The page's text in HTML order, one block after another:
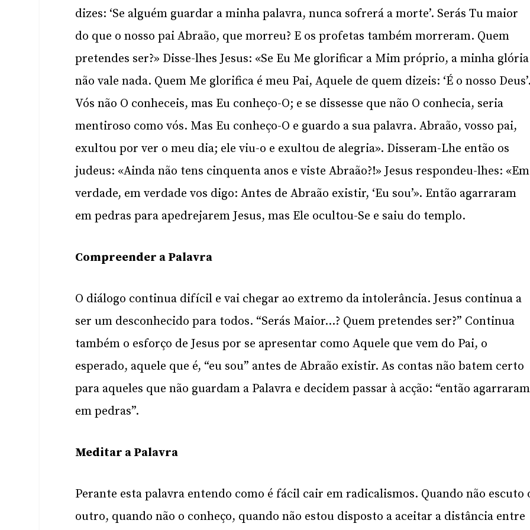
dizes: ‘Se alguém guardar a minha palavra, nunca sofrerá a morte’. Serás Tu maior
do que o nosso pai Abraão, que morreu? E os profetas também morreram. Quem
pretendes ser?» Disse-lhes Jesus: «Se Eu Me glorificar a Mim próprio, a minha glória
não vale nada. Quem Me glorifica é meu Pai, Aquele de quem dizeis: ‘É o nosso
Vós não O conheceis, mas Eu conheço-O; e se dissesse que não O conhecia, seria
mentiroso como vós. Mas Eu conheço-O e guardo a sua palavra. Abraão, vosso pai,
exultou por ver o meu dia; ele viu-o e exultou de alegria». Disseram-Lhe então os
judeus: «Ainda não tens cinquenta anos e viste Abraão?!» Jesus respondeu-lhes: «Em
verdade, em verdade vos digo: Antes de Abraão existir, ‘Eu sou’». Então agarraram
em pedras para apedrejarem Jesus, mas Ele ocultou-Se e saiu do templo.
Compreender a Palavra
O diálogo continua difícil e vai chegar ao extremo da intolerância. Jesus continua a
ser um desconhecido para todos. “Serás Maior…? Quem pretendes ser?” Continua
também o esforço de Jesus por se apresentar como Aquele que vem do Pai, o
esperado, aquele que é, “eu sou” antes de Abraão existir. As contas não batem certo
para aqueles que não guardam a Palavra e decidem passar à acção: “então agarraram
em pedras”.
Meditar a Palavra
Perante esta palavra entendo como é fácil cair em radicalismos. Quando não escuto
outro, quando não o conheço, quando não estou disposto a aceitar a distância entre